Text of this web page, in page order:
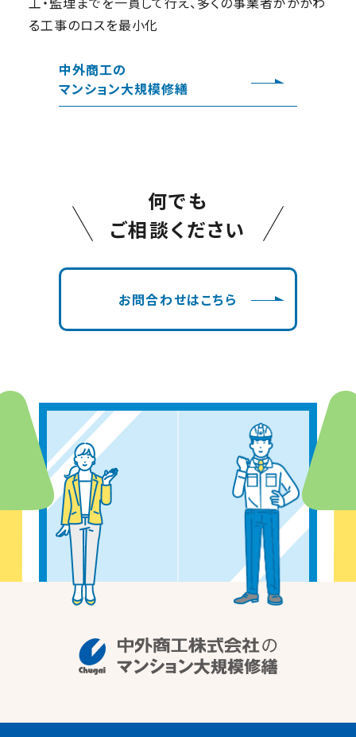
る工事のロスを最小化
中外商工の
マンション大規模修繕
何でも
ご相談ください
お問合わせはこちら